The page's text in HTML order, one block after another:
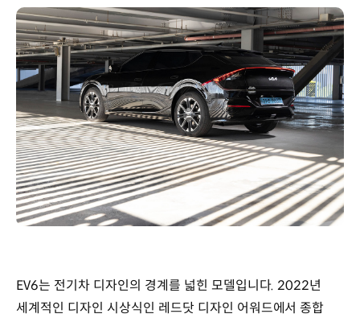
EV6는 전기차 디자인의 경계를 넓힌 모델입니다. 2022년
세계적인 디자인 시상식인 레드닷 디자인 어워드에서 종합